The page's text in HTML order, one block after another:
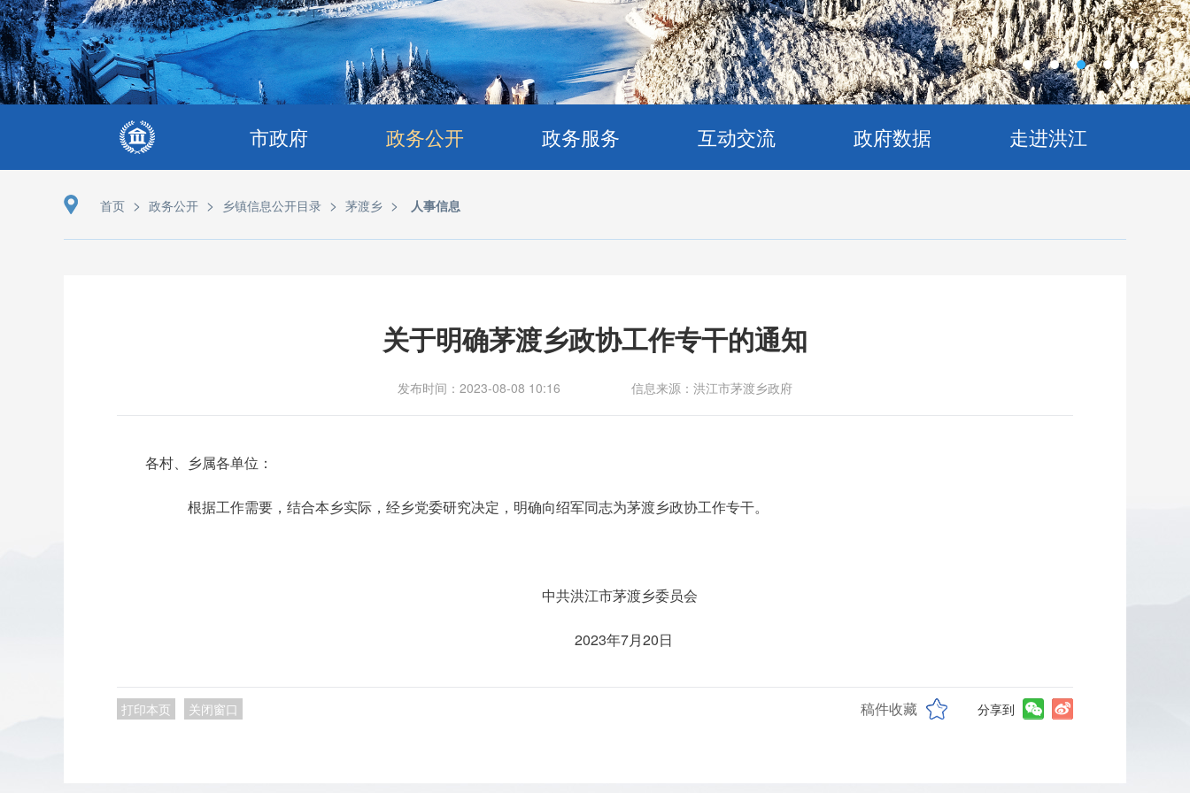
市政府 政务公开 政务服务 互动交流 政府数据 走进洪江
首页 > 政务公开 > 乡镇信息公开目录 > 茅渡乡 > 人事信息
关于明确茅渡乡政协工作专干的通知
发布时间：2023-08-08 10:16 信息来源：洪江市茅渡乡政府
各村、乡属各单位：
根据工作需要，结合本乡实际，经乡党委研究决定，明确向绍军同志为茅渡乡政协工作专干。
中共洪江市茅渡乡委员会
2023年7月20日
打印本页 关闭窗口 稿件收藏 分享到